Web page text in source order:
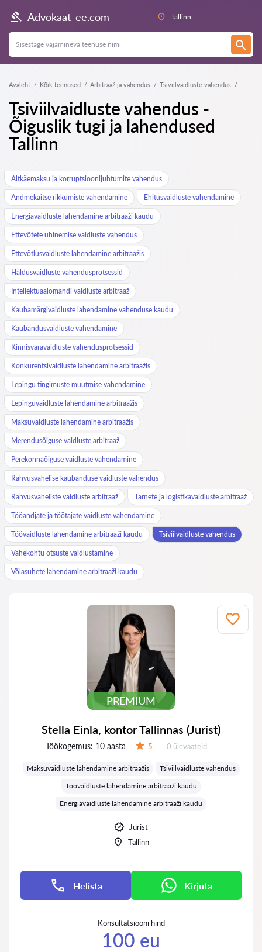
Advokaat-ee.com Tallinn
Avaleht Kõik teenused Arbitraaž ja vahendus Tsiviilvaidluste vahendus
Tsiviilvaidluste vahendus -
Õiguslik tugi ja lahendused
Tallinn
Altkäemaksu ja korruptsioonijuhtumite vahendus
Andmekaitse rikkumiste vahendamine Ehitusvaidluste vahendamine
Energiavaidluste lahendamine arbitraaži kaudu
Ettevõtete ühinemise vaidluste vahendus
Ettevõtlusvaidluste lahendamine arbitraažis
Haldusvaidluste vahendusprotsessid
Intellektuaalomandi vaidluste arbitraaž
Kaubamärgivaidluste lahendamine vahenduse kaudu
Kaubandusvaidluste vahendamine
Kinnisvaravaidluste vahendusprotsessid
Konkurentsivaidluste lahendamine arbitraažis
Lepingu tingimuste muutmise vahendamine
Lepinguvaidluste lahendamine arbitraažis
Maksuvaidluste lahendamine arbitraažis
Merendusõiguse vaidluste arbitraaž
Perekonnaõiguse vaidluste vahendamine
Rahvusvahelise kaubanduse vaidluste vahendus
Rahvusvaheliste vaidluste arbitraaž Tarnete ja logistikavaidluste arbitraaž
Tööandjate ja töötajate vaidluste vahendamine
Töövaidluste lahendamine arbitraaži kaudu Tsiviilvaidluste vahendus
Vahekohtu otsuste vaidlustamine
Võlasuhete lahendamine arbitraaži kaudu
PREMIUM
Stella Einla, kontor Tallinnas (Jurist)
Töökogemus: 10 aasta 5 Ülevaateid:
0 ülevaateid
Maksuvaidluste lahendamine arbitraažis
Tsiviilvaidluste vahendus
Töövaidluste lahendamine arbitraaži kaudu
Energiavaidluste lahendamine arbitraaži kaudu
Jurist
Tallinn
Helista Kirjuta
Konsultatsiooni hind
100 eu